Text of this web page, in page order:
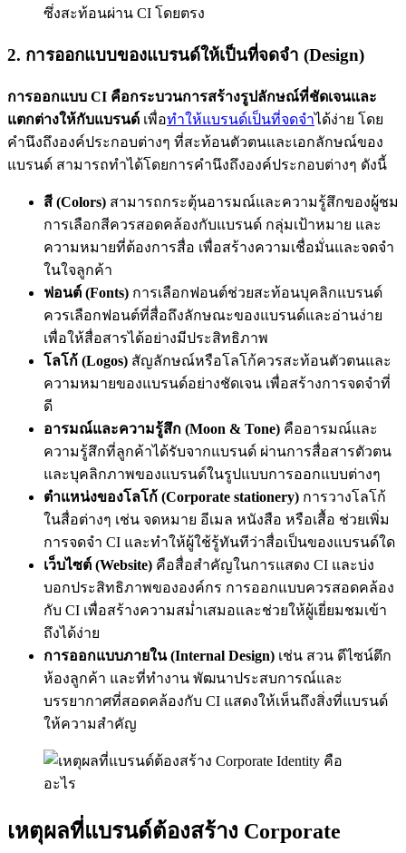
ซึ่งสะท้อนผ่าน CI โดยตรง
2. การออกแบบของแบรนด์ให้เป็นที่จดจำ (Design)
การออกแบบ CI คือกระบวนการสร้างรูปลักษณ์ที่ชัดเจนและ
แตกต่างให้กับแบรนด์ เพื่อทำให้แบรนด์เป็นที่จดจำได้ง่าย โดย
คำนึงถึงองค์ประกอบต่างๆ ที่สะท้อนตัวตนและเอกลักษณ์ของ
แบรนด์ สามารถทำได้โดยการคำนึงถึงองค์ประกอบต่างๆ ดังนี้
สี (Colors) สามารถกระตุ้นอารมณ์และความรู้สึกของผู้ชม
การเลือกสีควรสอดคล้องกับแบรนด์ กลุ่มเป้าหมาย และ
ความหมายที่ต้องการสื่อ เพื่อสร้างความเชื่อมั่นและจดจำ
ในใจลูกค้า
ฟอนต์ (Fonts) การเลือกฟอนต์ช่วยสะท้อนบุคลิกแบรนด์
ควรเลือกฟอนต์ที่สื่อถึงลักษณะของแบรนด์และอ่านง่าย
เพื่อให้สื่อสารได้อย่างมีประสิทธิภาพ
โลโก้ (Logos) สัญลักษณ์หรือโลโก้ควรสะท้อนตัวตนและ
ความหมายของแบรนด์อย่างชัดเจน เพื่อสร้างการจดจำที่
ดี
อารมณ์และความรู้สึก (Moon & Tone) คืออารมณ์และ
ความรู้สึกที่ลูกค้าได้รับจากแบรนด์ ผ่านการสื่อสารตัวตน
และบุคลิกภาพของแบรนด์ในรูปแบบการออกแบบต่างๆ
ตำแหน่งของโลโก้ (Corporate stationery) การวางโลโก้
ในสื่อต่างๆ เช่น จดหมาย อีเมล หนังสือ หรือเสื้อ ช่วยเพิ่ม
การจดจำ CI และทำให้ผู้ใช้รู้ทันทีว่าสื่อเป็นของแบรนด์ใด
เว็บไซต์ (Website) คือสื่อสำคัญในการแสดง CI และบ่ง
บอกประสิทธิภาพขององค์กร การออกแบบควรสอดคล้อง
กับ CI เพื่อสร้างความสม่ำเสมอและช่วยให้ผู้เยี่ยมชมเข้า
ถึงได้ง่าย
การออกแบบภายใน (Internal Design) เช่น สวน ดีไซน์ตึก
ห้องลูกค้า และที่ทำงาน พัฒนาประสบการณ์และ
บรรยากาศที่สอดคล้องกับ CI แสดงให้เห็นถึงสิ่งที่แบรนด์
ให้ความสำคัญ
เหตุผลที่แบรนด์ต้องสร้าง Corporate